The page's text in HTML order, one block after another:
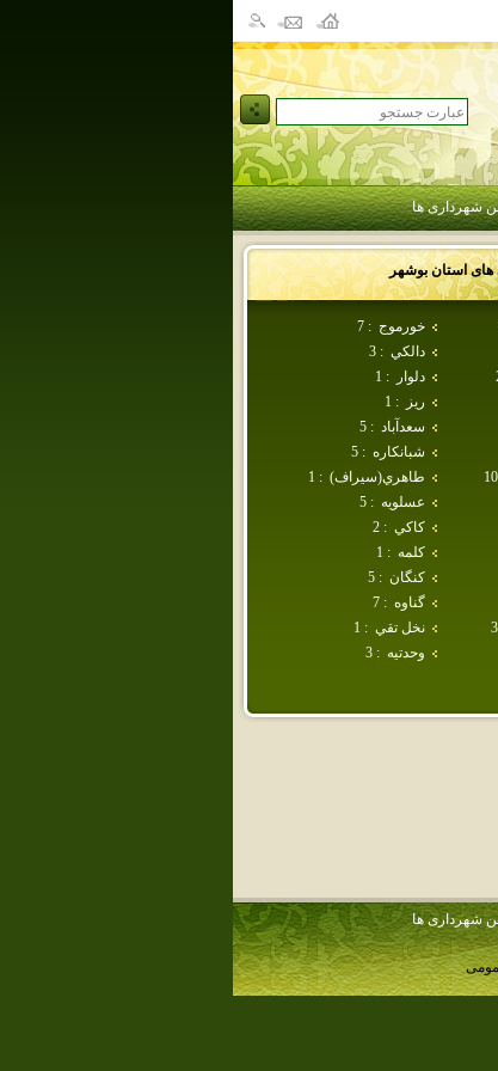
شهرداری ها
های استانبوشهر
خورموج :
7
دالكي :
3
دلوار :
1
ريز :
1
سعدآباد :
5
شبانكاره :
5
10 طاهري(سيراف) :
1
عسلويه :
5
كاكي :
2
كلمه :
1
كنگان :
5
گناوه :
7
3 نخل تقي :
1
وحدتيه :
3
شهرداری ها